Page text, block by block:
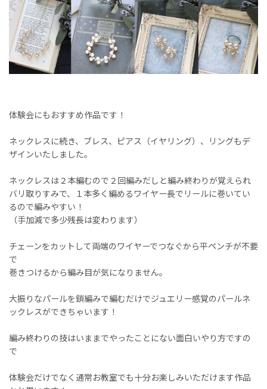
体験会にもおすすめ作品です！
ネックレスに続き、ブレス、ピアス（イヤリング）、リングもデ
ザインいたしました。
ネックレスは２本編むので２回編みだしと編み終わりが覚えられ
バリ取りすみで、１本多く編めるワイヤー長でリールに巻いてい
るので編みやすい！
（手加減で多少残長は変わります）
チェーンをカットして両端のワイヤーでつなぐから平ペンチが不要
で
巻きつけるから編み目が気になりません。
大振りなパールを鎖編みで編むだけでジュエリー感覚のパールネ
ックレスができちゃいます！
編み終わりの技はいままでやったことにない面白いやり方ですの
で
体験会だけでなく通常お教室でも十分お楽しみいただけます作品